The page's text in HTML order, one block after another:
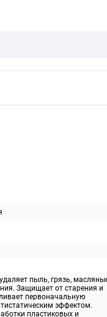
пыль, грязь,
Защищает от старения и
первоначальную
эффектом.
пластиковых и